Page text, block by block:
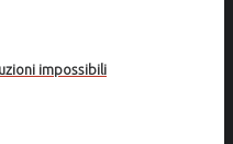
impossibili